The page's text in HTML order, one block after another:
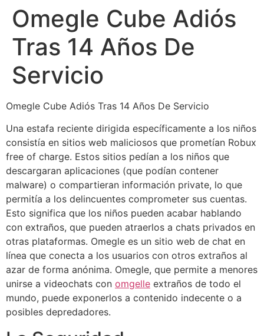
Omegle Cube Adiós
Tras 14 Años De
Servicio
Omegle Cube Adiós Tras 14 Años De Servicio
Una estafa reciente dirigida específicamente a los niños
consistía en sitios web maliciosos que prometían Robux
free of charge. Estos sitios pedían a los niños que
descargaran aplicaciones (que podían contener
malware) o compartieran información private, lo que
permitía a los delincuentes comprometer sus cuentas.
Esto significa que los niños pueden acabar hablando
con extraños, que pueden atraerlos a chats privados en
otras plataformas. Omegle es un sitio web de chat en
línea que conecta a los usuarios con otros extraños al
azar de forma anónima. Omegle, que permite a menores
unirse a videochats con omgelle extraños de todo el
mundo, puede exponerlos a contenido indecente o a
posibles depredadores.